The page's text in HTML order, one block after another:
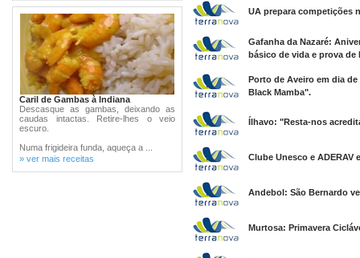
Caril de Gambas à Indiana
Descasque as gambas, deixando as
caudas intactas. Retire-lhes o veio
escuro.
Numa frigideira funda, aqueça a ...
» ver mais receitas
UA prepara competições
Gafanha da Nazaré:
básico de vida e prova de
Porto de Aveiro em dia
Black Mamba".
Ílhavo: "Resta-nos
Clube Unesco e ADERAV
Andebol: São Bernardo
Murtosa: Primavera